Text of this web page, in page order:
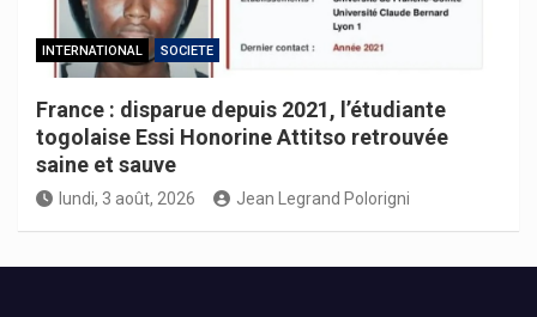
INTERNATIONAL SOCIETE
France : disparue depuis 2021, l’étudiante
togolaise Essi Honorine Attitso retrouvée
saine et sauve
lundi, 3 août, 2026 Jean Legrand Polorigni